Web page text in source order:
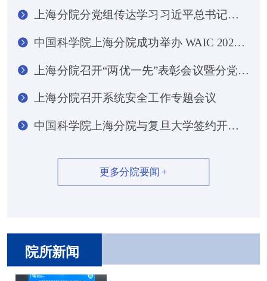
上海分院分党组传达学习习近平总书记重要讲话精神
中国科学院上海分院成功举办 WAIC 2026系列主题论坛
上海分院召开“两优一先”表彰会议暨分党组书记专题党课报告会
上海分院召开系统安全工作专题会议
中国科学院上海分院与复旦大学签约开展战略合作
更多分院要闻 +
院所新闻